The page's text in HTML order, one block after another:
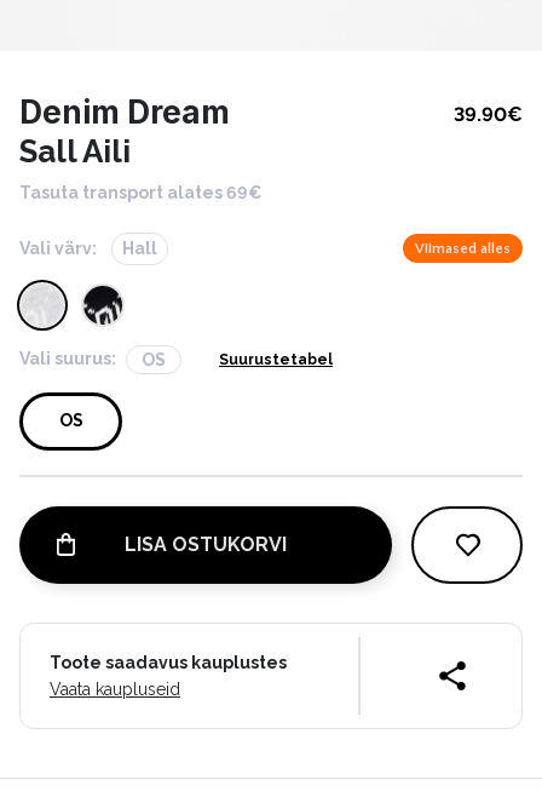
Denim Dream 39.90€
Sall Aili
Tasuta transport alates 69€
Vali värv: Hall Viimased alles
Vali suurus: OS Suurustetabel
OS
LISA OSTUKORVI
Toote saadavus kauplustes
Vaata kaupluseid